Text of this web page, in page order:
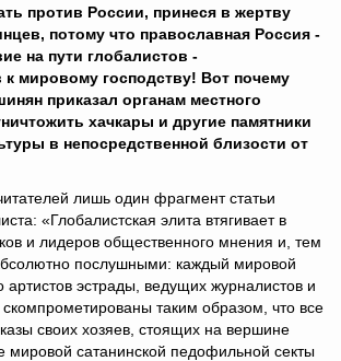
против России, принеся в жертву
потому что православная Россия -
на пути глобалистов -
к мировому господству! Вот почему
приказал органам местного
хачкары и другие памятники
в непосредственной близости от
лишь один фрагмент статьи
«Глобалистская элита втягивает в
и лидеров общественного мнения и, тем
послушными: каждый мировой
артистов эстрады, ведущих журналистов и
таким образом, что все
своих хозяев, стоящих на вершине
мировой сатанинской педофильной секты